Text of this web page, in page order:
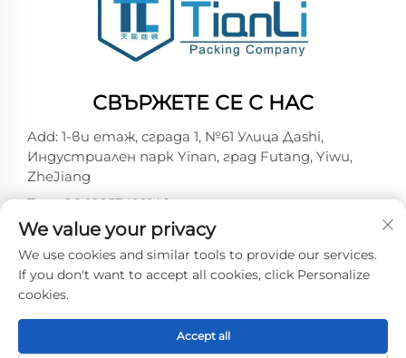
СВЪРЖЕТЕ СЕ С НАС
Add: 1-ви етаж, сграда 1, №61 Улица Дashi,
Индустриален парк Yinan, град Futang, Yiwu,
ZheJiang
Тел.:+86-18257492146
Имейл: [email protected]
Copyright © 2026 Yiwu Tianli Packaging Co.,Ltd.
Всички права запазени -Политика за
поверителност
We value your privacy
We use cookies and similar tools to provide our services.
If you don't want to accept all cookies, click Personalize
cookies.
Accept all